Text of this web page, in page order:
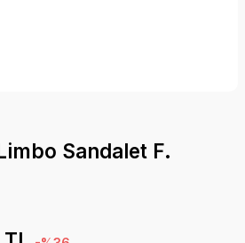
Sandalet F.